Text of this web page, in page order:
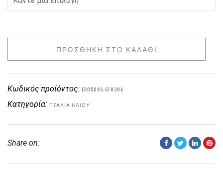
ΠΡΟΣΘΉΚΗ ΣΤΟ ΚΑΛΆΘΙ
Κωδικός προϊόντος: ER0504S-67839A
Κατηγορία: ΓΥΑΛΙΆ ΗΛΊΟΥ
Share on: